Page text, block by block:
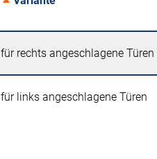
für rechts angeschlagene Türen
für links angeschlagene Türen